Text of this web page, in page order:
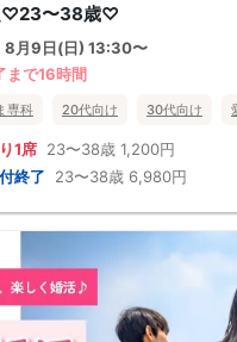
♡23〜38歳♡
8月9日(日) 13:30〜
まで16時間
専科 20代向け 30代向け
1席 23〜38歳 1,200円
終了 23〜38歳 6,980円